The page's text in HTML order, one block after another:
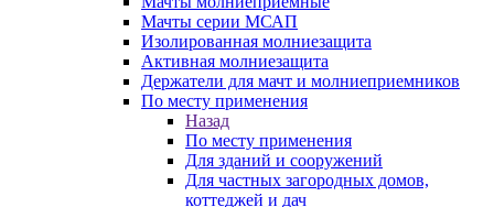
Мачты серии МСАП
Изолированная молниезащита
Активная молниезащита
Держатели для мачт и молниеприемников
По месту применения
Назад
По месту применения
Для зданий и сооружений
Для частных загородных домов,
коттеджей и дач